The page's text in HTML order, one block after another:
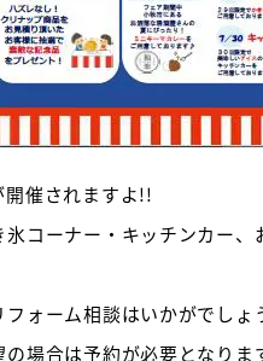
開催されますよ!!
コーナー・キッチンカー
ォーム相談はいかがでしょ
場合は予約が必要となりま